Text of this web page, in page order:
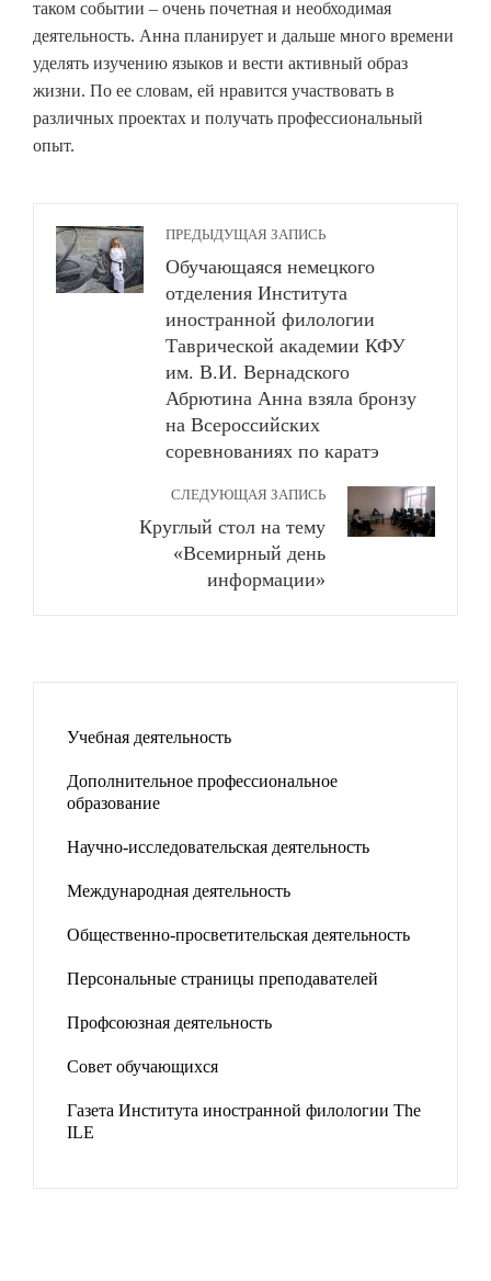
таком событии – очень почетная и необходимая
деятельность. Анна планирует и дальше много времени
уделять изучению языков и вести активный образ
жизни. По ее словам, ей нравится участвовать в
различных проектах и получать профессиональный
опыт.
ПРЕДЫДУЩАЯ ЗАПИСЬ
Обучающаяся немецкого
отделения Института
иностранной филологии
Таврической академии КФУ
им. В.И. Вернадского
Абрютина Анна взяла бронзу
на Всероссийских
соревнованиях по каратэ
СЛЕДУЮЩАЯ ЗАПИСЬ
Круглый стол на тему
«Всемирный день
информации»
Учебная деятельность
Дополнительное профессиональное
образование
Научно-исследовательская деятельность
Международная деятельность
Общественно-просветительская деятельность
Персональные страницы преподавателей
Профсоюзная деятельность
Совет обучающихся
Газета Института иностранной филологии The
ILE